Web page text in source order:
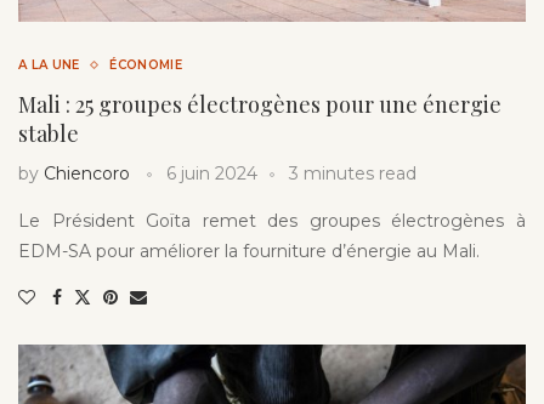
A LA UNE ÉCONOMIE
Mali : 25 groupes électrogènes pour une énergie
stable
by Chiencoro 6 juin 2024 3 minutes read
Le Président Goïta remet des groupes électrogènes à
EDM-SA pour améliorer la fourniture d’énergie au Mali.